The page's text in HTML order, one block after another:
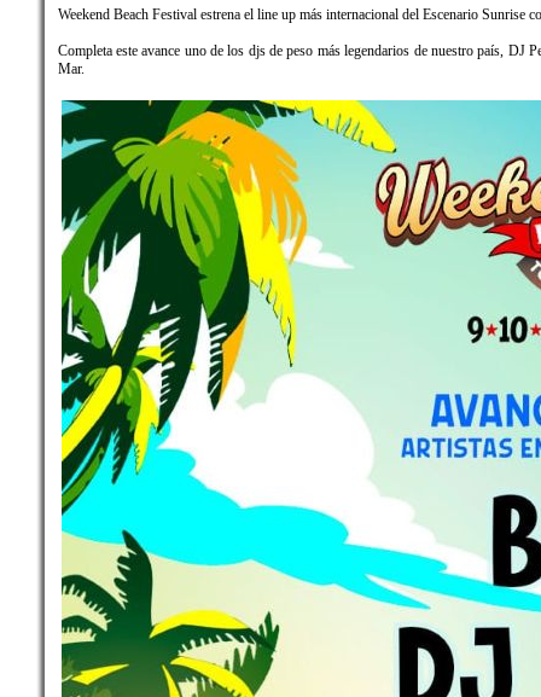
Weekend Beach Festival estrena el line up más internacional del Escenario
Completa este avance uno de los djs de peso más legendarios de nuestro país, DJ
Mar.